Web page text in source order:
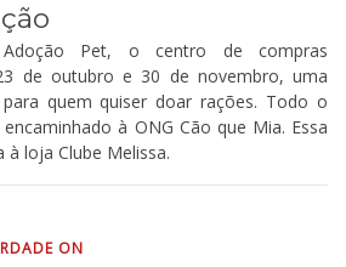
Pet, o centro de compras
de outubro e 30 de novembro, uma
quem quiser doar rações. Todo o
à ONG Cão que Mia. Essa
loja Clube Melissa.
ON